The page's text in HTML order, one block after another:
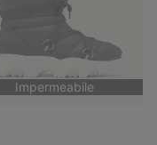
Impermeabile